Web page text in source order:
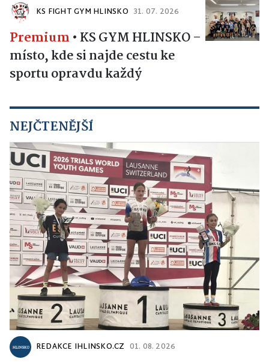
KS FIGHT GYM HLINSKO 31. 07. 2026
Premium • KS GYM HLINSKO –
místo, kde si najde cestu ke
sportu opravdu každý
NEJČTENĚJŠÍ
REDAKCE IHLINSKO.CZ 01. 08. 2026